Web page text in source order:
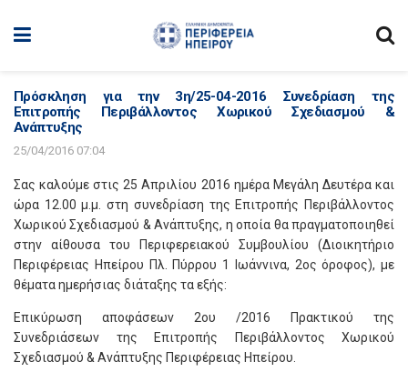
Πρόσκληση για την 3η/25-04-2016 Συνεδρίαση της
Επιτροπής Περιβάλλοντος Χωρικού Σχεδιασμού &
Ανάπτυξης
25/04/2016 07:04
Σας καλούμε στις 25 Απριλίου 2016 ημέρα Μεγάλη Δευτέρα και
ώρα 12.00 μ.μ. στη συνεδρίαση της Επιτροπής Περιβάλλοντος
Χωρικού Σχεδιασμού & Ανάπτυξης, η οποία θα πραγματοποιηθεί
στην αίθουσα του Περιφερειακού Συμβουλίου (Διοικητήριο
Περιφέρειας Ηπείρου Πλ. Πύρρου 1 Ιωάννινα, 2ος όροφος), με
θέματα ημερήσιας διάταξης τα εξής:
Επικύρωση αποφάσεων 2ου /2016 Πρακτικού της
Συνεδριάσεων της Επιτροπής Περιβάλλοντος Χωρικού
Σχεδιασμού & Ανάπτυξης Περιφέρειας Ηπείρου.